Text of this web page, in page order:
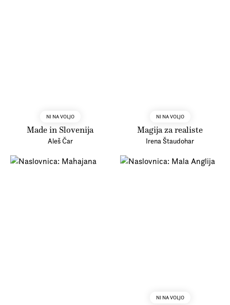
NI NA VOLJO
Made in Slovenija
Aleš Čar
NI NA VOLJO
Magija za realiste
Irena Štaudohar
NI NA VOLJO